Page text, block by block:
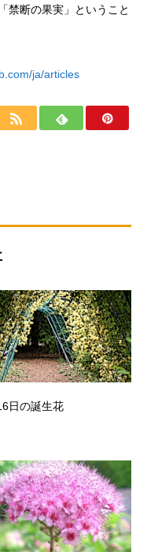
禁断の果実」ということ
ja/articles
日の誕生花